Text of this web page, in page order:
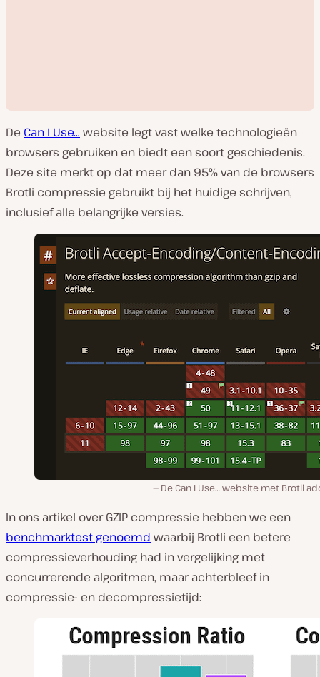
i
e
o
a
s
l
De Can I Use… website legt vast welke technologieën
browsers gebruiken en biedt een soort geschiedenis.
Deze site merkt op dat meer dan 95% van de browsers
Brotli compressie gebruikt bij het huidige schrijven,
inclusief alle belangrijke versies.
De Can I Use… website met Brotli
In ons artikel over GZIP compressie hebben we een
benchmarktest genoemd waarbij Brotli een betere
compressieverhouding had in vergelijking met
concurrerende algoritmen, maar achterbleef in
compressie- en decompressietijd: